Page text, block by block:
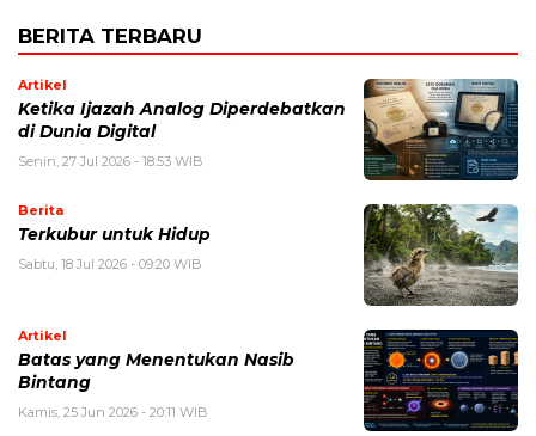
BERITA TERBARU
Artikel
Ketika Ijazah Analog Diperdebatkan
di Dunia Digital
Senin, 27 Jul 2026 - 18:53 WIB
Berita
Terkubur untuk Hidup
Sabtu, 18 Jul 2026 - 09:20 WIB
Artikel
Batas yang Menentukan Nasib
Bintang
Kamis, 25 Jun 2026 - 20:11 WIB